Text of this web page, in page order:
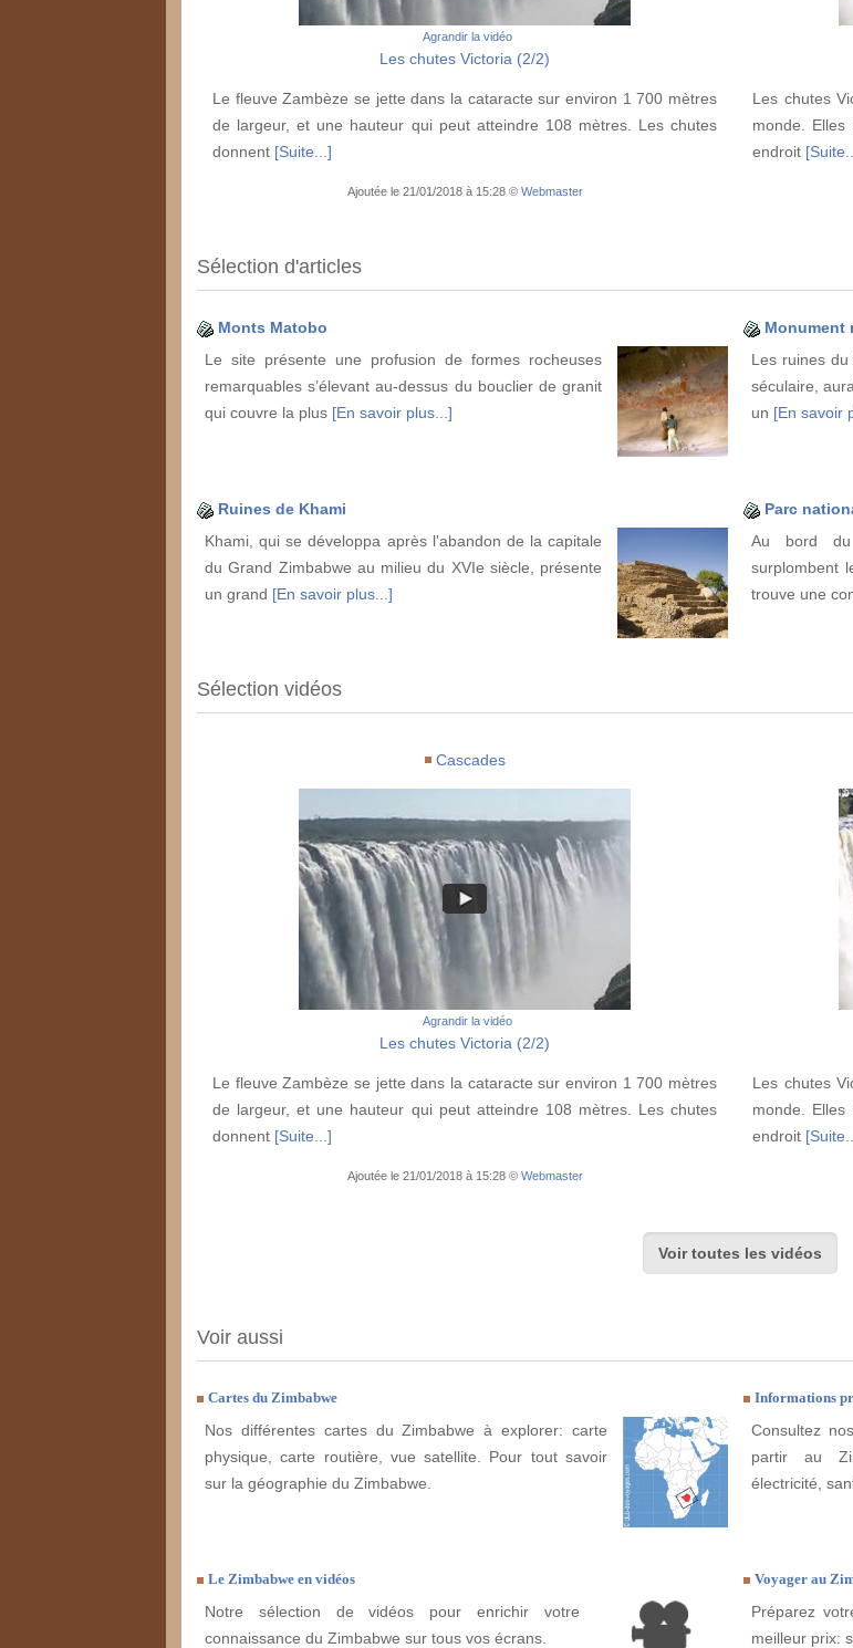
Agrandir la vidéo
Les chutes Victoria (2/2)
Le fleuve Zambèze se jette dans la cataracte sur environ 1 700 mètres
de largeur, et une hauteur qui peut atteindre 108 mètres. Les chutes
donnent [Suite...]
Ajoutée le 21/01/2018 à 15:28 © Webmaster
Les chutes
monde.
endroit
Sélection d'articles
Monts Matobo
Le site présente une profusion de formes rocheuses
remarquables s’élevant au-dessus du bouclier de granit
qui couvre la plus [En savoir plus...]
Monument
Les ruines
séculaire,
un [En savoir
Ruines de Khami
Khami, qui se développa après l'abandon de la capitale
du Grand Zimbabwe au milieu du XVIe siècle, présente
un grand [En savoir plus...]
Parc
Au bord du
surplombent
trouve une
Sélection vidéos
Cascades
Agrandir la vidéo
Les chutes Victoria (2/2)
Le fleuve Zambèze se jette dans la cataracte sur environ 1 700 mètres
de largeur, et une hauteur qui peut atteindre 108 mètres. Les chutes
donnent [Suite...]
Ajoutée le 21/01/2018 à 15:28 © Webmaster
Les chutes
monde.
endroit
Voir toutes les vidéos
Voir aussi
Cartes du Zimbabwe
Nos différentes cartes du Zimbabwe à explorer: carte
physique, carte routière, vue satellite. Pour tout savoir
sur la géographie du Zimbabwe.
Informations
Consultez
partir au
électricité,
Le Zimbabwe en vidéos
Notre sélection de vidéos pour enrichir votre
connaissance du Zimbabwe sur tous vos écrans.
Voyager au
Préparez
meilleur prix: